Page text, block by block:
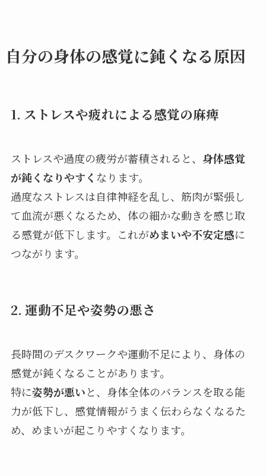
自分の身体の感覚に鈍くなる原因
1. ストレスや疲れによる感覚の麻痺
ストレスや過度の疲労が蓄積されると、 身体感覚
が鈍くなりやすく なります。
過度なストレスは自律神経を乱し、筋肉が緊張し
て血流が悪くなるため、体の細かな動きを感じ取
る感覚が低下します。これがめまいや不安定感に
つながります。
2. 運動不足や姿勢の悪さ
長時間のデスクワークや運動不足により、身体の
感覚が鈍くなることがあります。
特に姿勢が悪いと、身体全体のバランスを取る能
力が低下し、感覚情報がうまく伝わらなくなるた
め、めまいが起こりやすくなります。